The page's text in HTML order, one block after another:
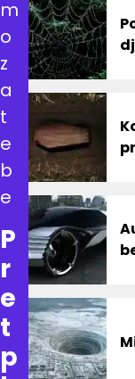
m
o
z
a
t
e
b
e
P
r
e
t
p